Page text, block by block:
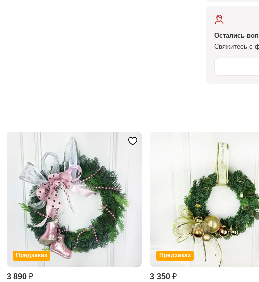
Остались
Свяжитесь с
Предзаказ
3 890 ₽
Предзаказ
3 350 ₽